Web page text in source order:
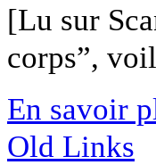
[Lu sur
corps”,
En savoir
Old Links